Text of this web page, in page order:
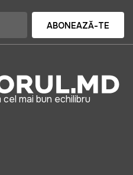
ABONEAZĂ-TE
mai bun echilibru